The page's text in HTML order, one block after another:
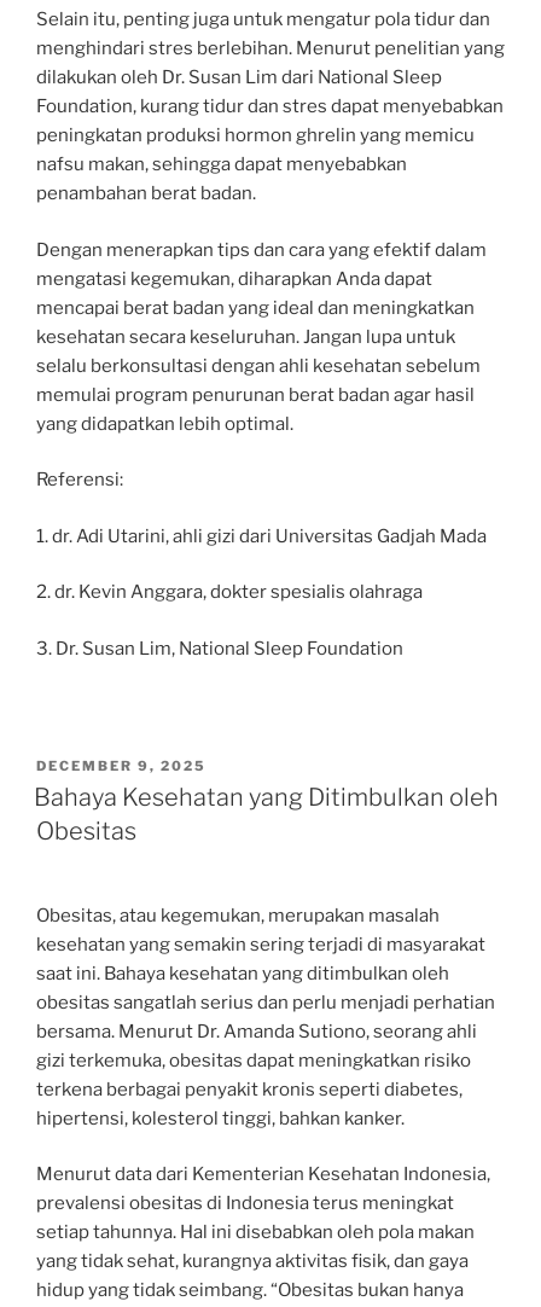
Selain itu, penting juga untuk mengatur pola tidur dan
menghindari stres berlebihan. Menurut penelitian yang
dilakukan oleh Dr. Susan Lim dari National Sleep
Foundation, kurang tidur dan stres dapat menyebabkan
peningkatan produksi hormon ghrelin yang memicu
nafsu makan, sehingga dapat menyebabkan
penambahan berat badan.
Dengan menerapkan tips dan cara yang efektif dalam
mengatasi kegemukan, diharapkan Anda dapat
mencapai berat badan yang ideal dan meningkatkan
kesehatan secara keseluruhan. Jangan lupa untuk
selalu berkonsultasi dengan ahli kesehatan sebelum
memulai program penurunan berat badan agar hasil
yang didapatkan lebih optimal.
Referensi:
1. dr. Adi Utarini, ahli gizi dari Universitas Gadjah Mada
2. dr. Kevin Anggara, dokter spesialis olahraga
3. Dr. Susan Lim, National Sleep Foundation
POSTED
ON
DECEMBER 9, 2025
Bahaya Kesehatan yang Ditimbulkan oleh
Obesitas
Obesitas, atau kegemukan, merupakan masalah
kesehatan yang semakin sering terjadi di masyarakat
saat ini. Bahaya kesehatan yang ditimbulkan oleh
obesitas sangatlah serius dan perlu menjadi perhatian
bersama. Menurut Dr. Amanda Sutiono, seorang ahli
gizi terkemuka, obesitas dapat meningkatkan risiko
terkena berbagai penyakit kronis seperti diabetes,
hipertensi, kolesterol tinggi, bahkan kanker.
Menurut data dari Kementerian Kesehatan Indonesia,
prevalensi obesitas di Indonesia terus meningkat
setiap tahunnya. Hal ini disebabkan oleh pola makan
yang tidak sehat, kurangnya aktivitas fisik, dan gaya
hidup yang tidak seimbang. “Obesitas bukan hanya